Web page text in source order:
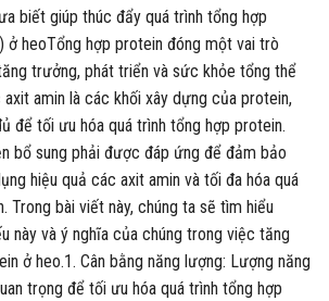
biết giúp thúc đẩy quá trình tổng hợp
heoTổng hợp protein đóng một vai trò
trưởng, phát triển và sức khỏe tổng thể
amin là các khối xây dựng của protein,
để tối ưu hóa quá trình tổng hợp protein.
bổ sung phải được đáp ứng để đảm bảo
hiệu quả các axit amin và tối đa hóa quá
Trong bài viết này, chúng ta sẽ tìm hiểu
này và ý nghĩa của chúng trong việc tăng
ở heo.1. Cân bằng năng lượng: Lượng năng
trọng để tối ưu hóa quá trình tổng hợp